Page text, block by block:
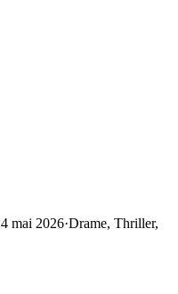
mai 2026·Drame, Thriller,